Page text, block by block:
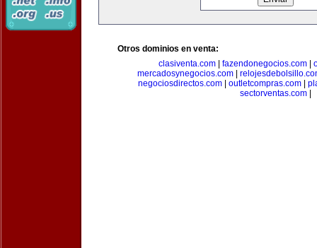
Otros dominios en venta:
clasiventa.com| fazendonegocios.com|
mercadosynegocios.com
negociosdirectos.com
outletcompras.com
sectorventas.com|